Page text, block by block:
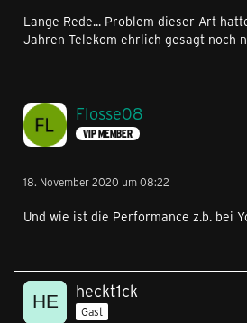
Lange Rede... Problem dieser Art
Jahren Telekom ehrlich gesagt noch
Flosse08
VIP MEMBER
18. November 2020 um 08:22
Und wie ist die Performance z.b. bei
heckt1ck
Gast